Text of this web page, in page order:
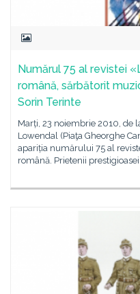
Numărul 75 al revistei
română, sărbătorit
Sorin Terinte
Marți, 23 noiembrie 2010, de
Lowendal (Piaţa Gheorghe
apariția numărului 75 al
română. Prietenii